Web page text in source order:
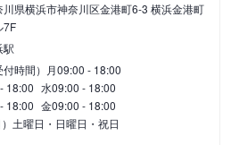
川県横浜市神奈川区金港町6-3 横浜金港町
7F
駅
付時間） 月09:00 - 18:00
18:00 水09:00 - 18:00
18:00 金09:00 - 18:00
）土曜日・日曜日・祝日